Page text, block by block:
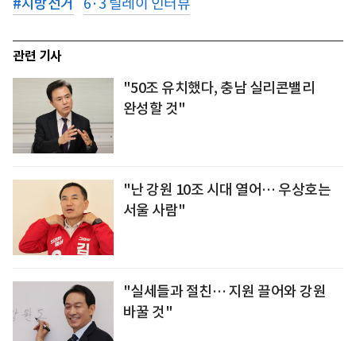
관련 기사
"50조 유치했다, 충남 실리콘밸리
완성할 것"
"난 강원 10조 시대 열어… 우상호는
서울 사람"
"실세들과 절친… 지원 끌어와 강원
바꿀 것"